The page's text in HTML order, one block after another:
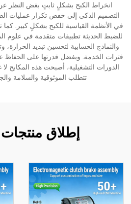
انخراط الكبح بشكلٍ ثابتٍ بغض النظر عن
التصميم الذكي إلى خفض تكرار عمليات
في الأنظمة القياسية للكبح بشكلٍ كبير. كما
للضبط الحديثة تطبيقات متقدمة في علوم
والنماذج الحسابية لتحسين تبديد الحرارة،
فترات الخدمة. وبفضل قدرتها على الحفاظ
الدورات التشغيلية، أصبحت هذه المكابح
تتطلب الموثوقية والسلامة
إطلاق